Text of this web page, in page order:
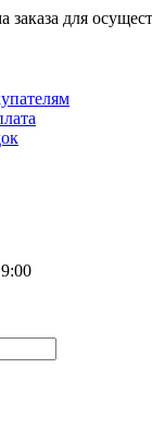
заказа для